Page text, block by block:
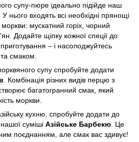
супу-пюре ідеально підійде наш
. У нього входять всі необхідні прянощі
мускатний горіх, чорний
Додайте щіпку кожної спеції до
– і насолоджуйтесь
смаком.
супу спробуйте додати
. Комбінація різних видів перцю з
багатогранний смак, який
моркви.
кухню, спробуйте додати до
суміші Азійське Барбекю . Це
поєднанням, але смак вас здивує!